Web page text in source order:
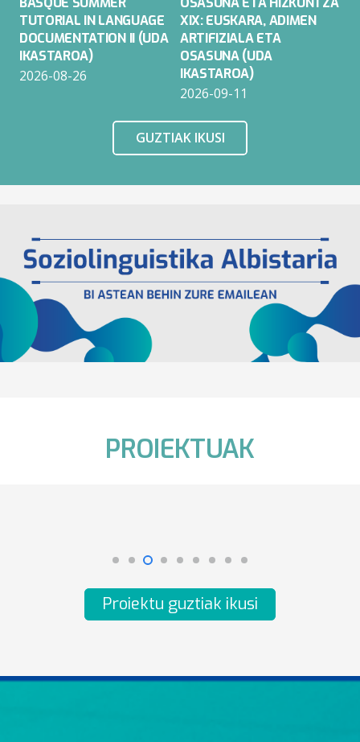
TUTORIAL IN LANGUAGE
DOCUMENTATION II (UDA
IKASTAROA)
2026-08-26
XIX: EUSKARA, ADIMEN
ARTIFIZIALA ETA
OSASUNA (UDA
IKASTAROA)
2026-09-11
GUZTIAK IKUSI
PROIEKTUAK
Neurketa. Euskal Herria, 2026
Proiektu guztiak ikusi